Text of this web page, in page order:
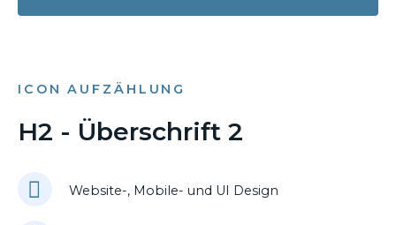
ICON AUFZÄHLUNG
H2 - Überschrift 2
Website-, Mobile- und UI Design